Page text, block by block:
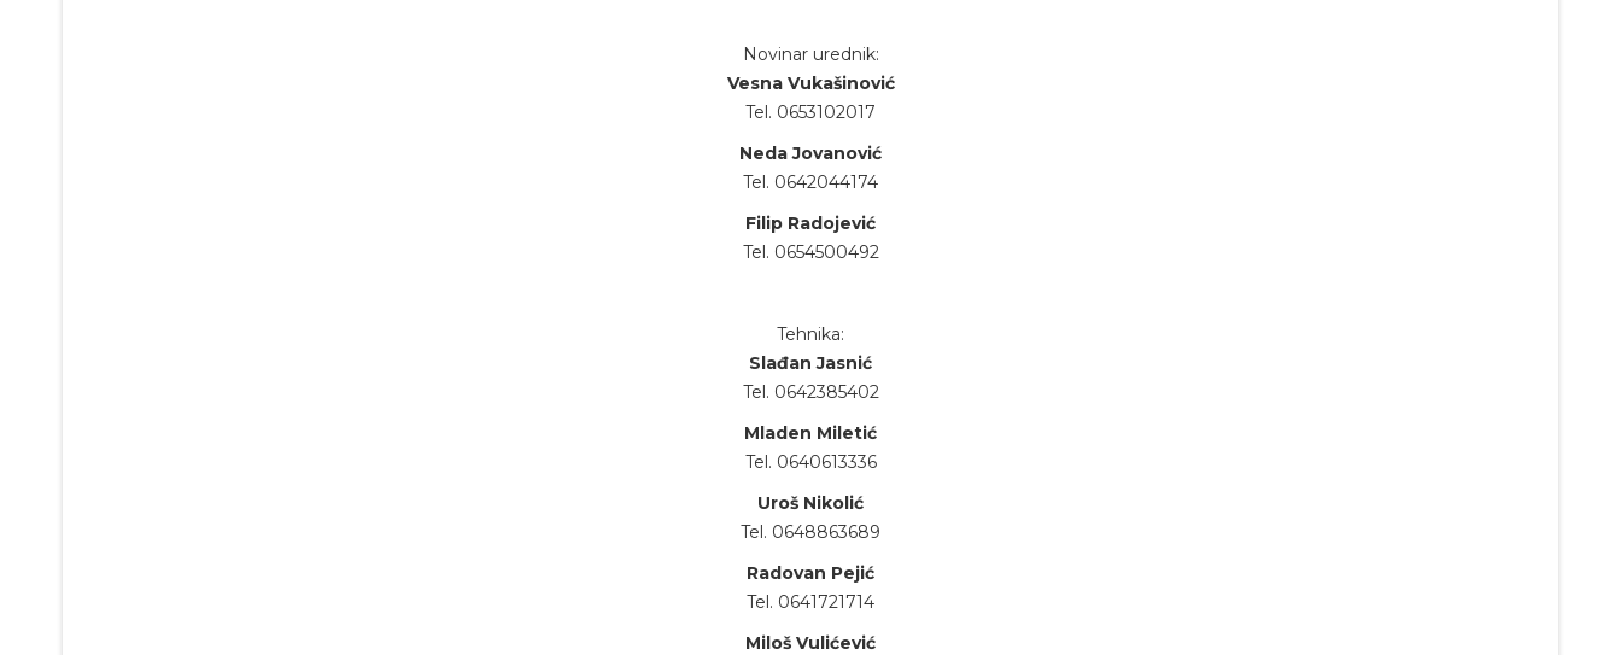
Novinar urednik:
Vesna Vukašinović
Tel. 0653102017
Neda Jovanović
Tel. 0642044174
Filip Radojević
Tel. 0654500492
Tehnika:
Slađan Jasnić
Tel. 0642385402
Mladen Miletić
Tel. 0640613336
Uroš Nikolić
Tel. 0648863689
Radovan Pejić
Tel. 0641721714
Miloš Vulićević